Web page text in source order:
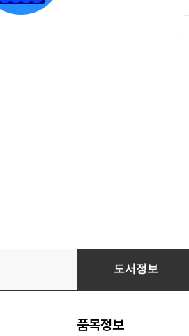
A Taste of
도서정보
품목정보